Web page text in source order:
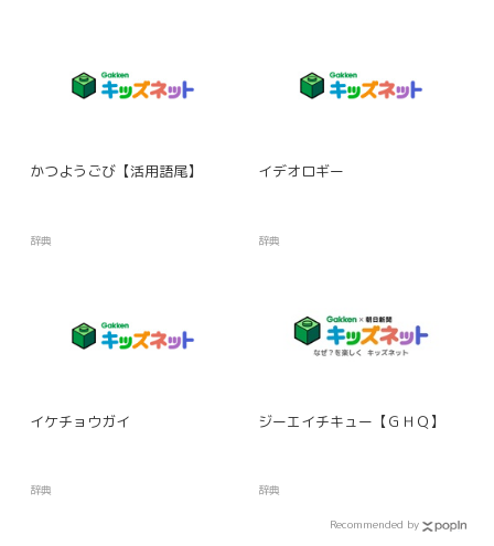
かつようごび【活用語尾】
辞典
イデオロギー
辞典
イケチョウガイ
辞典
ジーエイチキュー【ＧＨＱ】
辞典
Recommended by